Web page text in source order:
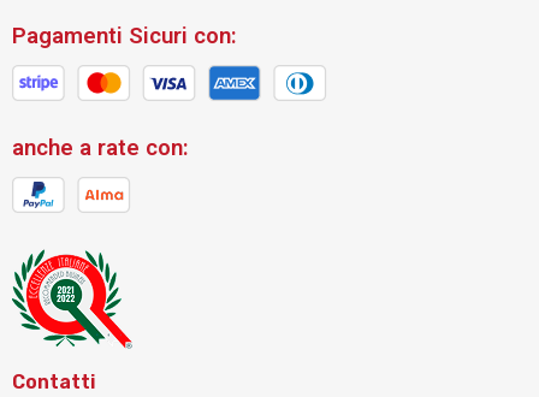
Pagamenti Sicuri con:
anche a rate con:
Contatti